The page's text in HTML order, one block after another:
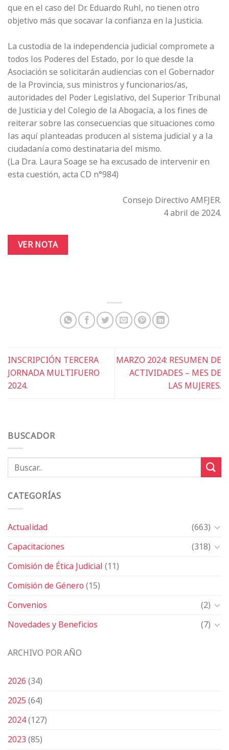
BUSCADOR
CATEGORÍAS
Actualidad
(663)
Capacitaciones
(318)
Comisión de Ética Judicial(11)
Comisión de Género(15)
Convenios
(2)
Novedades y Beneficios
(7)
ARCHIVO POR AÑO
2026(34)
2025(64)
2024(127)
2023(85)
que en el caso del Dr. Eduardo Ruhl, no tienen otro
objetivo más que socavar la confianza en la Justicia.
La custodia de la independencia judicial compromete a
todos los Poderes del Estado, por lo que desde la
Asociación se solicitarán audiencias con el Gobernador
de la Provincia, sus ministros y funcionarios/as,
autoridades del Poder Legislativo, del Superior Tribunal
de Justicia y del Colegio de la Abogacía, a los fines de
reiterar sobre las consecuencias que situaciones como
las aquí planteadas producen al sistema judicial y a la
ciudadanía como destinataria del mismo.
(La Dra. Laura Soage se ha excusado de intervenir en
esta cuestión, acta CD n°984)
Consejo Directivo AMFJER.
4 abril de 2024.
VER NOTA
INSCRIPCIÓN TERCERA
JORNADA MULTIFUERO
2024.
MARZO 2024: RESUMEN DE
ACTIVIDADES – MES DE
LAS MUJERES.